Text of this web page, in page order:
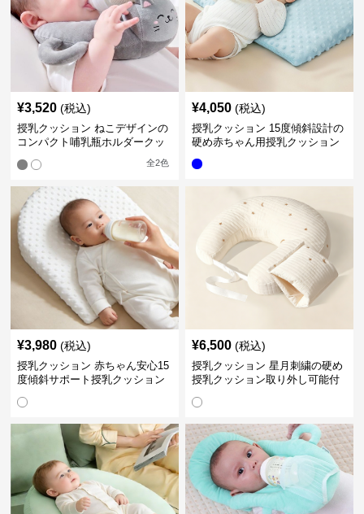
¥3,520 (税込)
授乳クッション ねこデザインの
コンパクト哺乳瓶ホルダークッ
全2色
¥4,050 (税込)
授乳クッション 15度傾斜設計の
硬め赤ちゃん用授乳クッション
¥3,980 (税込)
授乳クッション 赤ちゃん安心15
度傾斜サポート授乳クッション
¥6,500 (税込)
授乳クッション 星月刺繍の硬め
授乳クッション取り外し可能付